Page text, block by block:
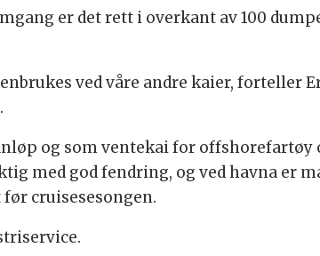
er det rett i overkant av 100
ved våre andre kaier, forteller
og som ventekai for offshorefartøy
med god fendring, og ved havna er
cruisesesongen.